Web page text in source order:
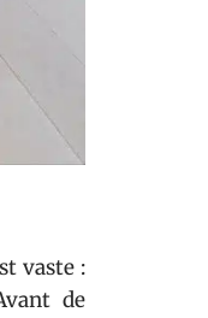
vaste :
de